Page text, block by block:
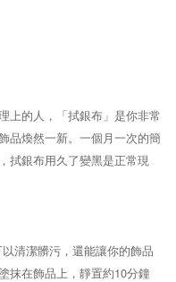
上的人，「拭銀布」是你非常
品煥然一新。一個月一次的簡
拭銀布用久了變黑是正常現
清潔髒污，還能讓你的飾品
抹在飾品上，靜置約10分鐘